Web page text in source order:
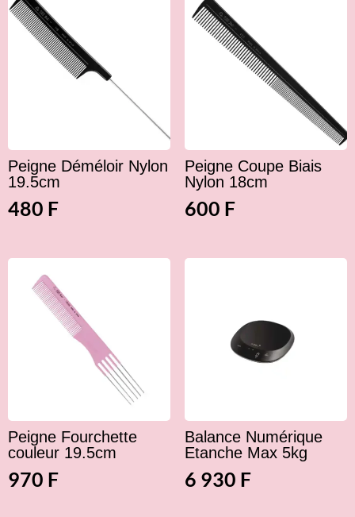
Peigne Déméloir Nylon
19.5cm
480 F
Peigne Coupe Biais
Nylon 18cm
600 F
Peigne Fourchette
couleur 19.5cm
970 F
Balance Numérique
Etanche Max 5kg
6 930 F